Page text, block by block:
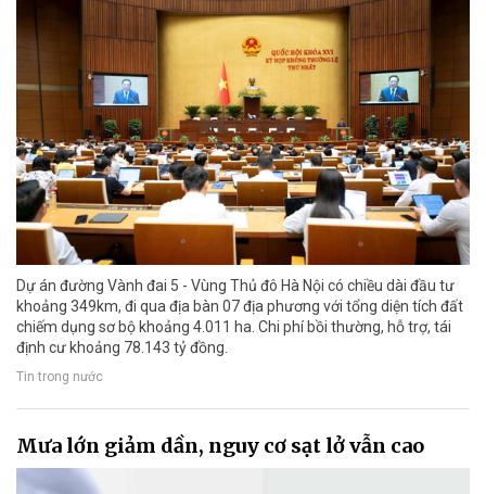
Dự án đường Vành đai 5 - Vùng Thủ đô Hà Nội có chiều dài đầu tư
khoảng 349km, đi qua địa bàn 07 địa phương với tổng diện tích đất
chiếm dụng sơ bộ khoảng 4.011 ha. Chi phí bồi thường, hỗ trợ, tái
định cư khoảng 78.143 tỷ đồng.
Tin trong nước
Mưa lớn giảm dần, nguy cơ sạt lở vẫn cao